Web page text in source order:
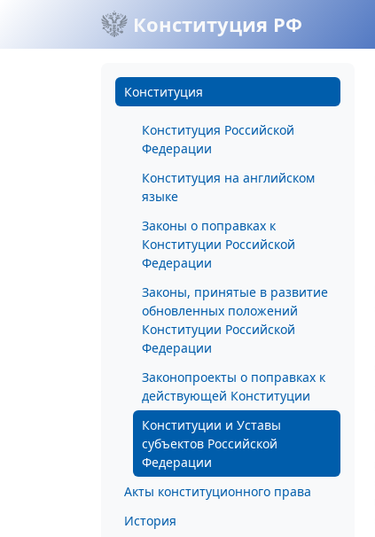
Конституция РФ
Конституция
Конституция Российской
Федерации
Конституция на английском
языке
Законы о поправках к
Конституции Российской
Федерации
Законы, принятые в развитие
обновленных положений
Конституции Российской
Федерации
Законопроекты о поправках к
действующей Конституции
Конституции и Уставы
субъектов Российской
Федерации
Акты конституционного права
История